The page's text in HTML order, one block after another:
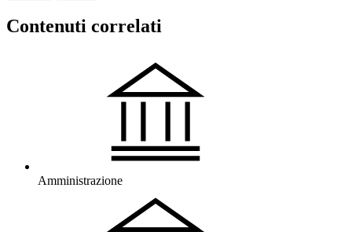
Contenuti correlati
Amministrazione